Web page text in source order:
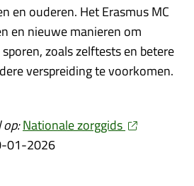
en ouderen. Het Erasmus MC
en nieuwe manieren om
zoals zelftests en betere
verspreiding te voorkomen.
Nationale zorggids
01-2026